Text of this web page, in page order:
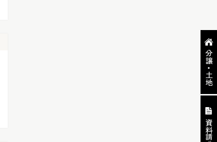
分譲・土地
資料請求